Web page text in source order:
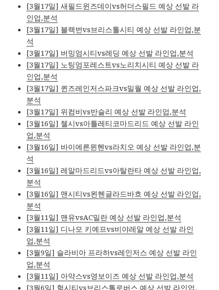
[3월17일] 새필드윈즈데이vs허더스필드 예상 선발 라
인업,분석
[3월17일] 블랙번vs브리스톨시티 예상 선발 라인업,분
석
[3월17일] 버밍엄시티vs레딩 예상 선발 라인업,분석
[3월17일] 노팅엄포레스트vs노리치시티 예상 선발 라
인업,분석
[3월17일] 퀸즈레인저스파크vs밀월 예상 선발 라인업,
분석
[3월17일] 위컴비vs반슬리 예상 선발 라인업,분석
[3월16일] 첼시vs아틀레티코마드리드 예상 선발 라인
업,분석
[3월16일] 바이에른뮌헨vs라치오 예상 선발 라인업,분
석
[3월16일] 레알마드리드vs아탈란타 예상 선발 라인업,
분석
[3월16일] 맨시티vs묀헨글라드바흐 예상 선발 라인업,
분석
[3월11일] 맨유vsAC밀란 예상 선발 라인업,분석
[3월11일] 디나모 키예프vs비야레알 예상 선발 라인
업,분석
[3월9일] 슬라비아 프라하vs레인저스 예상 선발 라인
업,분석
[3월11일] 아약스vs영보이즈 예상 선발 라인업,분석
[3월6일] 헐시티vs브리스톨로버스 예상 선발 라인업,